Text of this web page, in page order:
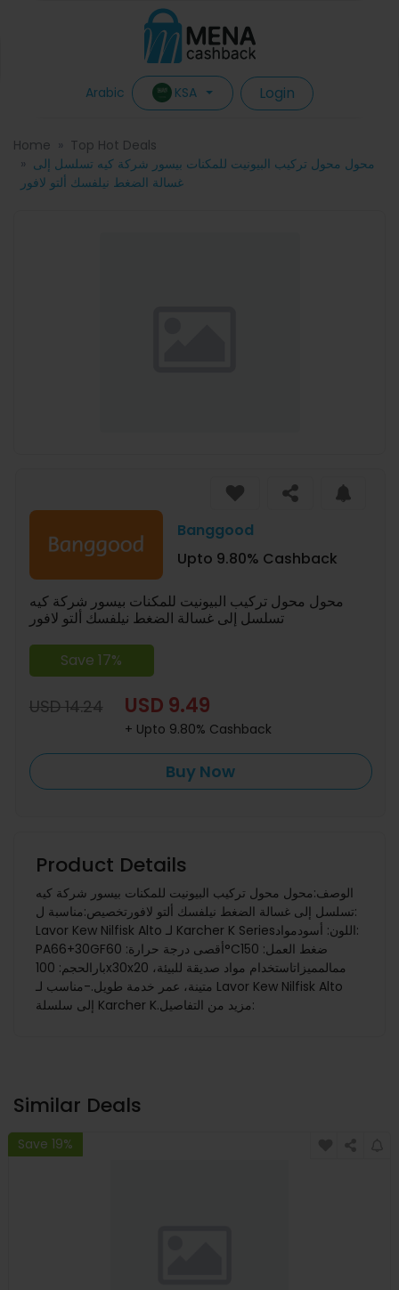
Arabic KSA Login
Home
Top Hot Deals
محول محول تركيب البيونيت للمكنات بيسور شركة كيه تسلسل إلى
غسالة الضغط نيلفسك ألتو لافور
Banggood
Upto 9.80% Cashback
محول محول تركيب البيونيت للمكنات بيسور شركة كيه
تسلسل إلى غسالة الضغط نيلفسك ألتو لافور
Save 17%
USD 14.24 USD 9.49
+ Upto 9.80% Cashback
Buy Now
Product Details
الوصف:محول محول تركيب البيونيت للمكنات بيسور شركة كيه
تسلسل إلى غسالة الضغط نيلفسك ألتو لافورتخصيص:مناسبة ل:
Lavor Kew Nilfisk Alto لـ Karcher K Seriesاللون: أسودمواد:
PA66+30GFأقصى درجة حرارة: 60°Cضغط العمل: 150
بارالحجم: 100x30x20 ممالمميزاتاستخدام مواد صديقة للبيئة،
متينة، عمر خدمة طويل.-مناسب لـ Lavor Kew Nilfisk Alto
إلى سلسلة Karcher K.مزيد من التفاصيل:
Similar Deals
Save 19%